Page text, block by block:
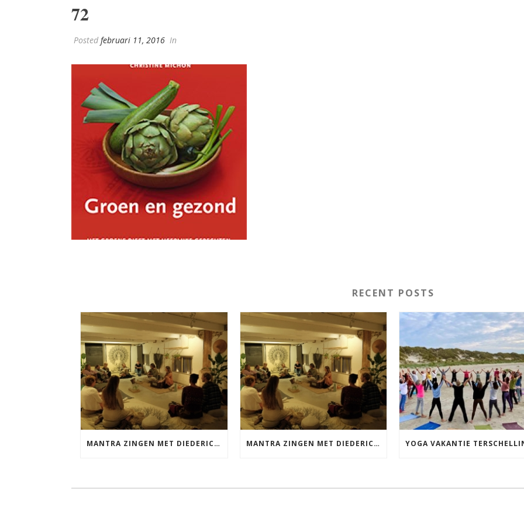
72
Posted februari 11, 2016 In
RECENT POSTS
MANTRA ZINGEN MET DIEDERICK VRIJDAG 25 SEPTEMBER EN 20 NOVEMBER MANTRA ZINGEN MET DIEDERICK IN LEEUWARDEN VRIJDAG 12 JUNI KIRTAN